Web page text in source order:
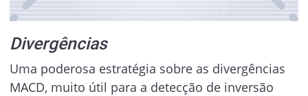
Divergências
Uma poderosa estratégia sobre as divergências
MACD, muito útil para a detecção de inversão